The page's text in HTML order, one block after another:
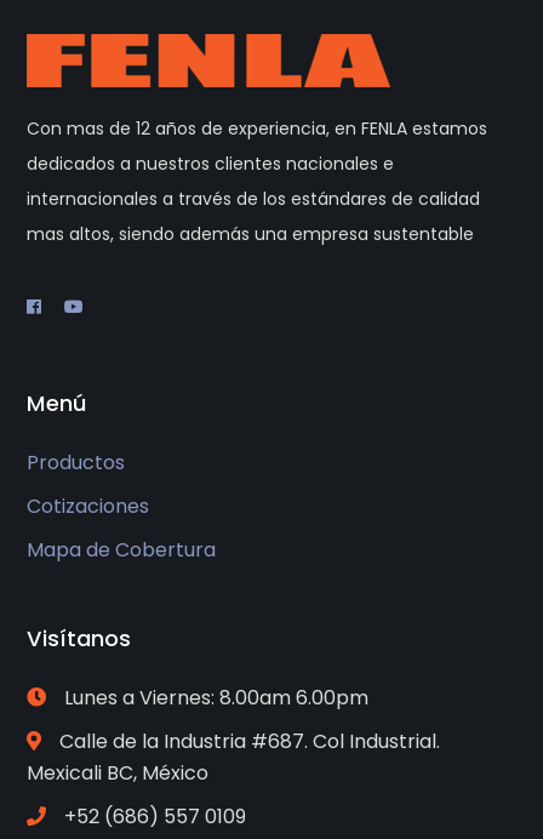
Con mas de 12 años de experiencia, en FENLA estamos
dedicados a nuestros clientes nacionales e
internacionales a través de los estándares de calidad
mas altos, siendo además una empresa sustentable
Menú
Productos
Cotizaciones
Mapa de Cobertura
Visítanos
Lunes a Viernes: 8.00am 6.00pm
Calle de la Industria #687. Col Industrial.
Mexicali BC, México
+52 (686) 557 0109